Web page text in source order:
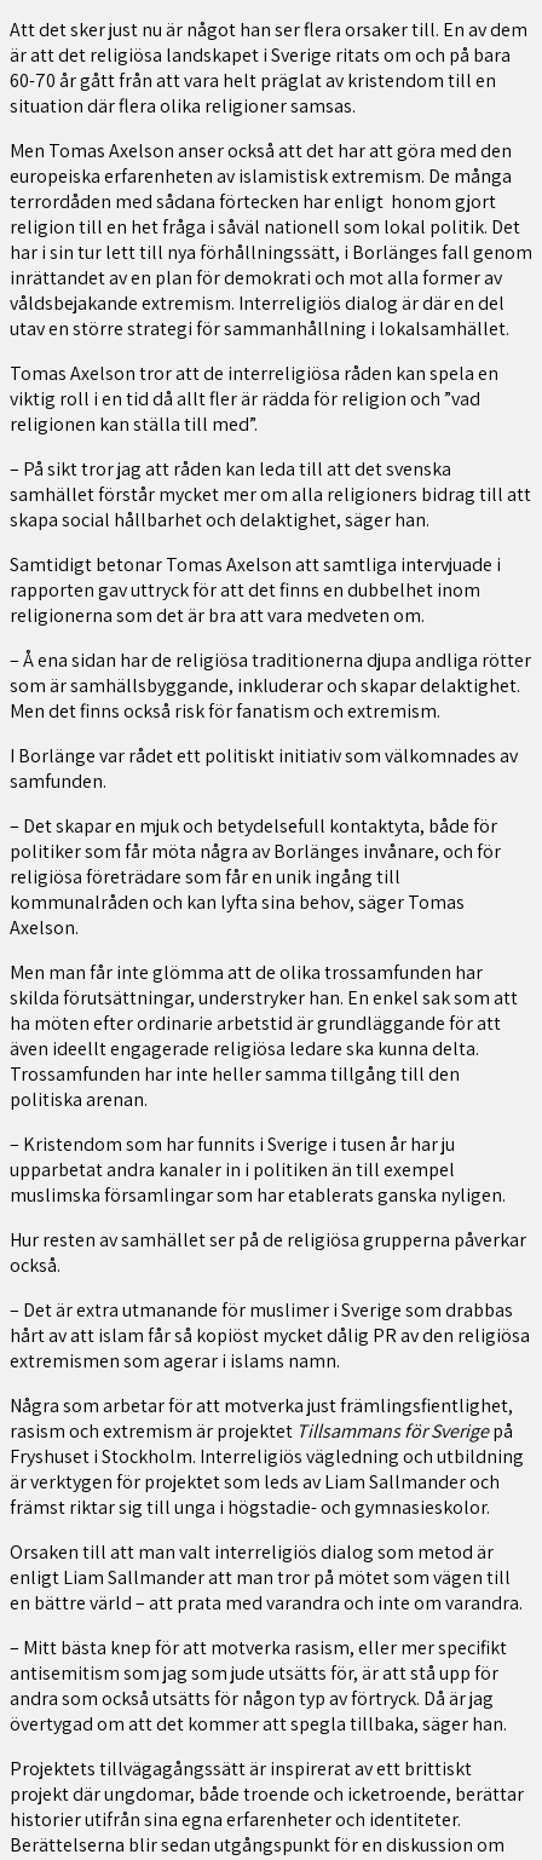
Att det sker just nu är något han ser flera orsaker till. En av dem
är att det religiösa landskapet i Sverige ritats om och på bara
60-70 år gått från att vara helt präglat av kristendom till en
situation där flera olika religioner samsas.
Men Tomas Axelson anser också att det har att göra med den
europeiska erfarenheten av islamistisk extremism. De många
terrordåden med sådana förtecken har enligt honom gjort
religion till en het fråga i såväl nationell som lokal politik. Det
har i sin tur lett till nya förhållningssätt, i Borlänges fall genom
inrättandet av en plan för demokrati och mot alla former av
våldsbejakande extremism. Interreligiös dialog är där en del
utav en större strategi för sammanhållning i lokalsamhället.
Tomas Axelson tror att de interreligiösa råden kan spela en
viktig roll i en tid då allt fler är rädda för religion och ”vad
religionen kan ställa till med”.
– På sikt tror jag att råden kan leda till att det svenska
samhället förstår mycket mer om alla religioners bidrag till att
skapa social hållbarhet och delaktighet, säger han.
Samtidigt betonar Tomas Axelson att samtliga intervjuade i
rapporten gav uttryck för att det finns en dubbelhet inom
religionerna som det är bra att vara medveten om.
– Å ena sidan har de religiösa traditionerna djupa andliga rötter
som är samhällsbyggande, inkluderar och skapar delaktighet.
Men det finns också risk för fanatism och extremism.
I Borlänge var rådet ett politiskt initiativ som välkomnades av
samfunden.
– Det skapar en mjuk och betydelsefull kontaktyta, både för
politiker som får möta några av Borlänges invånare, och för
religiösa företrädare som får en unik ingång till
kommunalråden och kan lyfta sina behov, säger Tomas
Axelson.
Men man får inte glömma att de olika trossamfunden har
skilda förutsättningar, understryker han. En enkel sak som att
ha möten efter ordinarie arbetstid är grundläggande för att
även ideellt engagerade religiösa ledare ska kunna delta.
Trossamfunden har inte heller samma tillgång till den
politiska arenan.
– Kristendom som har funnits i Sverige i tusen år har ju
upparbetat andra kanaler in i politiken än till exempel
muslimska församlingar som har etablerats ganska nyligen.
Hur resten av samhället ser på de religiösa grupperna påverkar
också.
– Det är extra utmanande för muslimer i Sverige som drabbas
hårt av att islam får så kopiöst mycket dålig PR av den religiösa
extremismen som agerar i islams namn.
Några som arbetar för att motverka just främlingsfientlighet,
rasism och extremism är projektet Tillsammans för Sverigepå
Fryshuset i Stockholm. Interreligiös vägledning och utbildning
är verktygen för projektet som leds av Liam Sallmander och
främst riktar sig till unga i högstadie- och gymnasieskolor.
Orsaken till att man valt interreligiös dialog som metod är
enligt Liam Sallmander att man tror på mötet som vägen till
en bättre värld – att prata med varandra och inte om varandra.
– Mitt bästa knep för att motverka rasism, eller mer specifikt
antisemitism som jag som jude utsätts för, är att stå upp för
andra som också utsätts för någon typ av förtryck. Då är jag
övertygad om att det kommer att spegla tillbaka, säger han.
Projektets tillvägagångssätt är inspirerat av ett brittiskt
projekt där ungdomar, både troende och icketroende, berättar
historier utifrån sina egna erfarenheter och identiteter.
Berättelserna blir sedan utgångspunkt för en diskussion om